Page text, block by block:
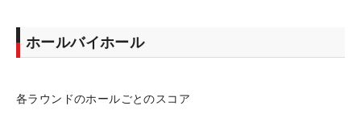
ホールバイホール
各ラウンドのホールごとのスコア